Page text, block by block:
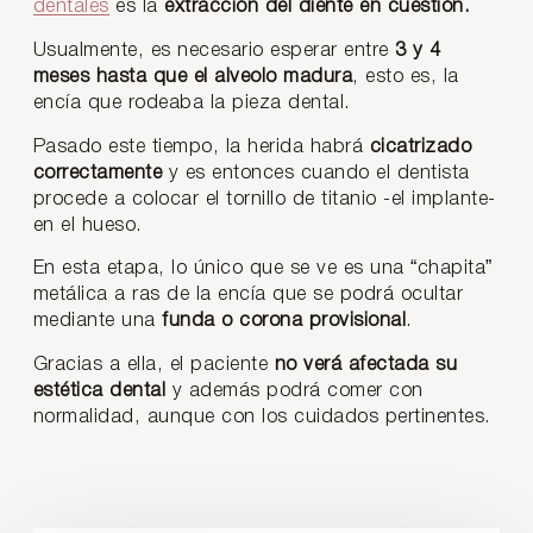
dentales es la extracción del diente en cuestión.
Usualmente, es necesario esperar entre 3 y 4
meses hasta que el alveolo madura, esto es, la
encía que rodeaba la pieza dental.
Pasado este tiempo, la herida habrá cicatrizado
correctamentey es entonces cuando el dentista
procede a colocar el tornillo de titanio -el implante-
en el hueso.
En esta etapa, lo único que se ve es una “chapita”
metálica a ras de la encía que se podrá ocultar
mediante unafunda o corona provisional .
Gracias a ella, el paciente no verá afectada su
estética dental y además podrá comer con
normalidad, aunque con los cuidados pertinentes.